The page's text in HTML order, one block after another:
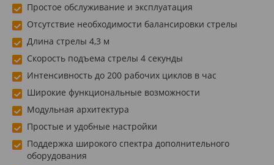
Простое обслуживание и эксплуатация
Отсутствие необходимости балансировки стрелы
Длина стрелы 4,3 м
Скорость подъема стрелы 4 секунды
Интенсивность до 200 рабочих циклов в час
Широкие функциональные возможности
Модульная архитектура
Простые и удобные настройки
Поддержка широкого спектра дополнительного
оборудования